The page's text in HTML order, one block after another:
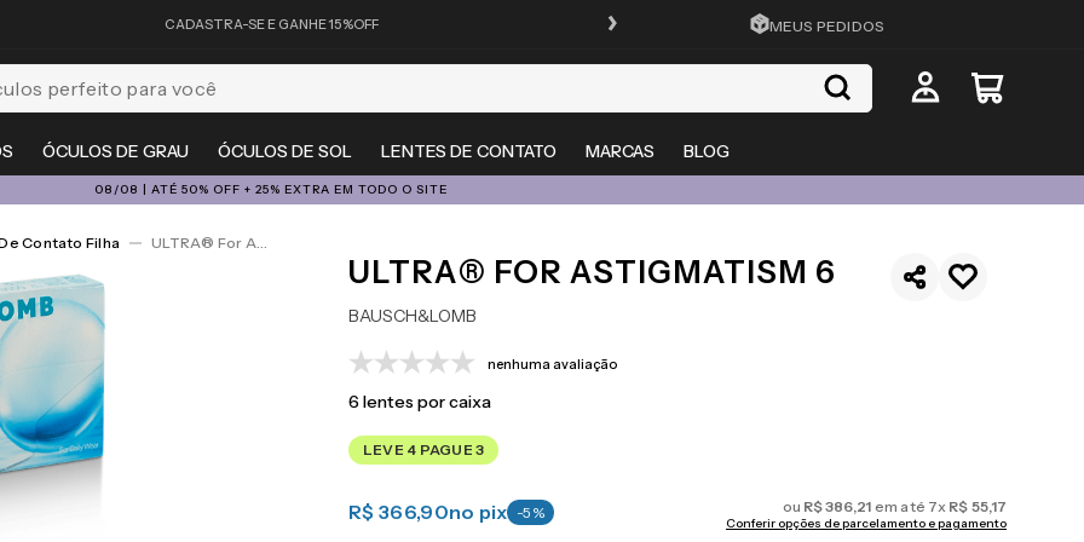
CADASTRA-SE E GANHE 15%OFF FRETE GRÁTIS EM TODO O SITE
MEUS PEDIDOS
ÓCULOS DE GRAU ÓCULOS DE SOL LENTES DE CONTATO MARCAS BLOG
para você
08/08 | ATÉ 50% OFF + 25% EXTRA EM TODO O SITE
Contato Filha ULTRA® For Astigmatism 6
ULTRA® FOR ASTIGMATISM 6
BAUSCH&LOMB
nenhuma avaliação
6 lentes por caixa
LEVE 4 PAGUE 3
R$ 366,90no pix -5 % ou R$386,21 em até 7x R$ 55,17
Conferir opções de parcelamento e pagamento